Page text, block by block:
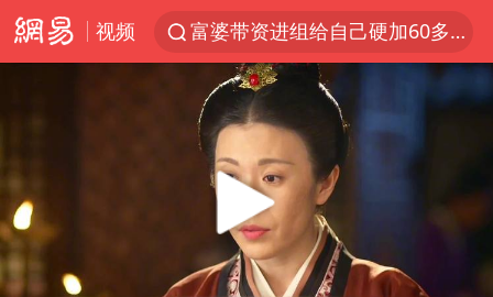
视频
富婆带资进组给自己硬加60多场吻戏
金饰克价一夜涨回1300元
峰哥实名举报汪海林偷税漏税
名创优品一次性内裤 颜面尽失
白海豚将正面袭击贯穿浙江